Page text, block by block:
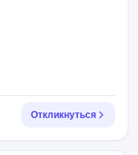
Откликнуться